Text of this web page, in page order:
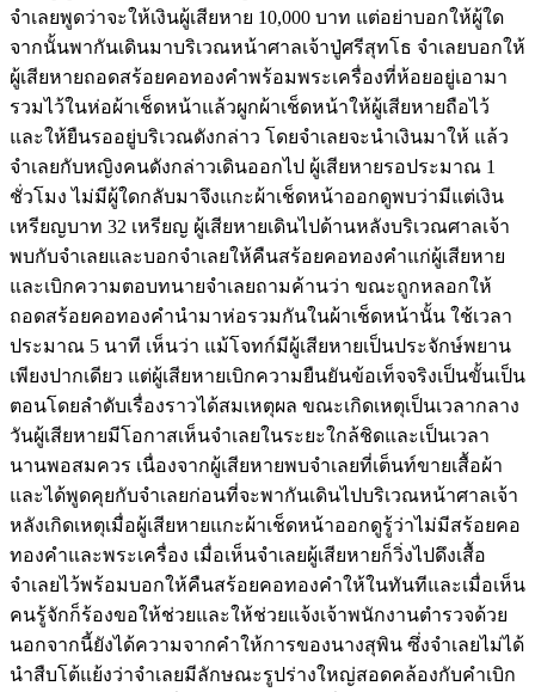
จำเลยพูดว่าจะให้เงินผู้เสียหาย 10,000 บาท แต่อย่าบอกให้ผู้ใด
จากนั้นพากันเดินมาบริเวณหน้าศาลเจ้าปู่ศรีสุทโธ จำเลยบอกให้
ผู้เสียหายถอดสร้อยคอทองคำพร้อมพระเครื่องที่ห้อยอยู่เอามา
รวมไว้ในห่อผ้าเช็ดหน้าแล้วผูกผ้าเช็ดหน้าให้ผู้เสียหายถือไว้
และให้ยืนรออยู่บริเวณดังกล่าว โดยจำเลยจะนำเงินมาให้ แล้ว
จำเลยกับหญิงคนดังกล่าวเดินออกไป ผู้เสียหายรอประมาณ 1
ชั่วโมง ไม่มีผู้ใดกลับมาจึงแกะผ้าเช็ดหน้าออกดูพบว่ามีแต่เงิน
เหรียญบาท 32 เหรียญ ผู้เสียหายเดินไปด้านหลังบริเวณศาลเจ้า
พบกับจำเลยและบอกจำเลยให้คืนสร้อยคอทองคำแก่ผู้เสียหาย
และเบิกความตอบทนายจำเลยถามค้านว่า ขณะถูกหลอกให้
ถอดสร้อยคอทองคำนำมาห่อรวมกันในผ้าเช็ดหน้านั้น ใช้เวลา
ประมาณ 5 นาที เห็นว่า แม้โจทก์มีผู้เสียหายเป็นประจักษ์พยาน
เพียงปากเดียว แต่ผู้เสียหายเบิกความยืนยันข้อเท็จจริงเป็นขั้นเป็น
ตอนโดยลำดับเรื่องราวได้สมเหตุผล ขณะเกิดเหตุเป็นเวลากลาง
วันผู้เสียหายมีโอกาสเห็นจำเลยในระยะใกล้ชิดและเป็นเวลา
นานพอสมควร เนื่องจากผู้เสียหายพบจำเลยที่เต็นท์ขายเสื้อผ้า
และได้พูดคุยกับจำเลยก่อนที่จะพากันเดินไปบริเวณหน้าศาลเจ้า
หลังเกิดเหตุเมื่อผู้เสียหายแกะผ้าเช็ดหน้าออกดูรู้ว่าไม่มีสร้อยคอ
ทองคำและพระเครื่อง เมื่อเห็นจำเลยผู้เสียหายก็วิ่งไปดึงเสื้อ
จำเลยไว้พร้อมบอกให้คืนสร้อยคอทองคำให้ในทันทีและเมื่อเห็น
คนรู้จักก็ร้องขอให้ช่วยและให้ช่วยแจ้งเจ้าพนักงานตำรวจด้วย
นอกจากนี้ยังได้ความจากคำให้การของนางสุพิน ซึ่งจำเลยไม่ได้
นำสืบโต้แย้งว่าจำเลยมีลักษณะรูปร่างใหญ่สอดคล้องกับคำเบิก